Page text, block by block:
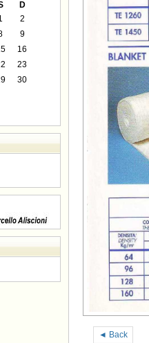
◄ Back
D
2
9
16
23
30